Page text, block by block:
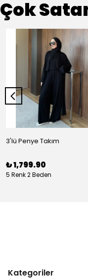
Çok
3'lü Penye Takım
₺ 1,799.90
5 Renk 2 Beden
Kategoriler